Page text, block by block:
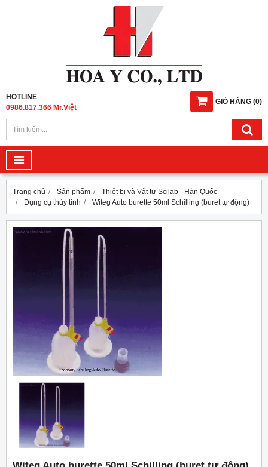
GIỎ HÀNG (0)
HOTLINE
0986.817.366 Mr.Việt
Trang chủ Sản phẩm
Thiết bị và Vật tư Scilab - Hàn Quốc
Dụng cụ thủy tinh
Witeg Auto burette 50ml Schilling (buret tự động)